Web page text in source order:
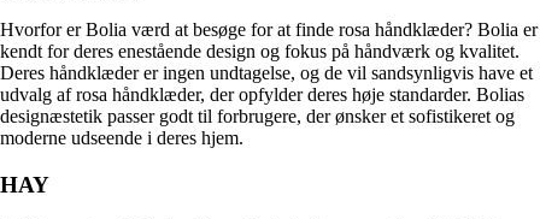
Hvorfor er Bolia værd at besøge for at finde rosa håndklæder? Bolia er
kendt for deres enestående design og fokus på håndværk og kvalitet.
Deres håndklæder er ingen undtagelse, og de vil sandsynligvis have et
udvalg af rosa håndklæder, der opfylder deres høje standarder. Bolias
designæstetik passer godt til forbrugere, der ønsker et sofistikeret og
moderne udseende i deres hjem.
HAY